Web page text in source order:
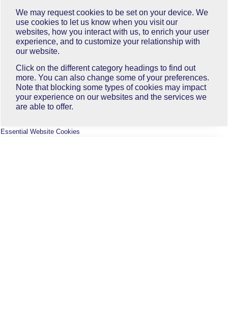
We may request cookies to be set on your device. We
use cookies to let us know when you visit our
websites, how you interact with us, to enrich your user
experience, and to customize your relationship with
our website.
Click on the different category headings to find out
more. You can also change some of your preferences.
Note that blocking some types of cookies may impact
your experience on our websites and the services we
are able to offer.
Essential Website Cookies